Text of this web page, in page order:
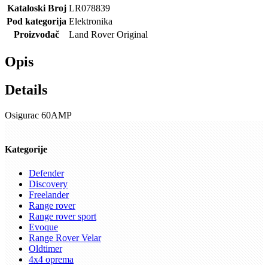
Kataloski Broj LR078839
Pod kategorija Elektronika
Proizvođač
Land Rover Original
Opis
Details
Osigurac 60AMP
Kategorije
Defender
Discovery
Freelander
Range rover
Range rover sport
Evoque
Range Rover Velar
Oldtimer
4x4 oprema